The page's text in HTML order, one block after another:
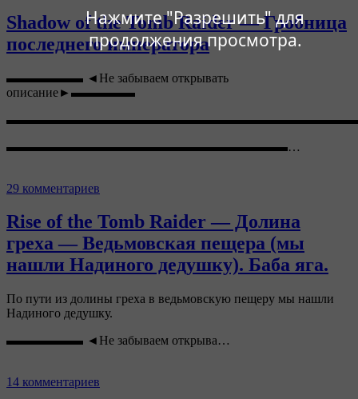
Нажмите "Разрешить" для
продолжения просмотра.
Shadow of the Tomb Raider — Гробница
последнего императора
▬▬▬▬▬▬ ◄Не забываем открывать
описание►▬▬▬▬▬
▬▬▬▬▬▬▬▬▬▬▬▬▬▬▬▬▬▬▬▬▬▬…
29 комментариев
Rise of the Tomb Raider — Долина
греха — Ведьмовская пещера (мы
нашли Надиного дедушку). Баба яга.
По пути из долины греха в ведьмовскую пещеру мы нашли
Надиного дедушку.
▬▬▬▬▬▬ ◄Не забываем открыва…
14 комментариев